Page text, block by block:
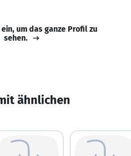
um das ganze Profil zu
sehen.
ähnlichen